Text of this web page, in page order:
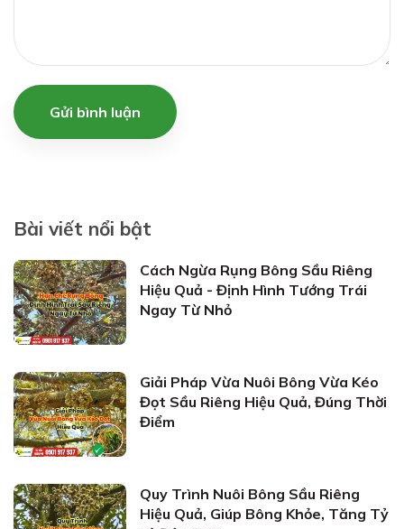
Gửi bình luận
Bài viết nổi bật
Cách Ngừa Rụng Bông Sầu Riêng
Hiệu Quả - Định Hình Tướng Trái
Ngay Từ Nhỏ
Giải Pháp Vừa Nuôi Bông Vừa Kéo
Đọt Sầu Riêng Hiệu Quả, Đúng Thời
Điểm
Quy Trình Nuôi Bông Sầu Riêng
Hiệu Quả, Giúp Bông Khỏe, Tăng Tỷ